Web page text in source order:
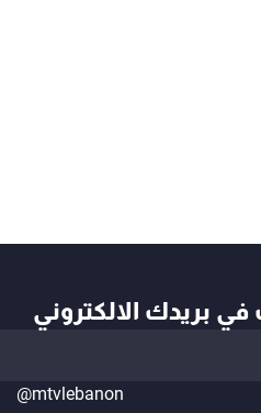
في بريدك الالكتروني
@mtvlebanon